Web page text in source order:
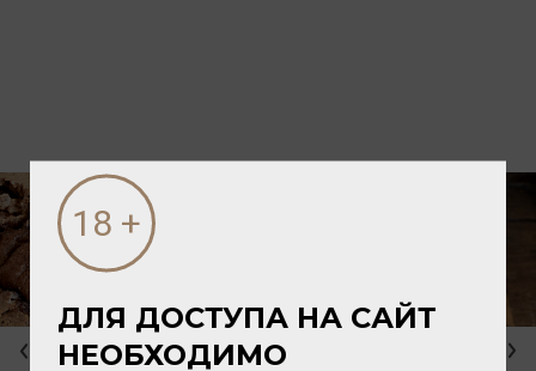
ДЛЯ ДОСТУПА НА САЙТ
НЕОБХОДИМО